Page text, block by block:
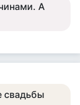
А
свадьбы